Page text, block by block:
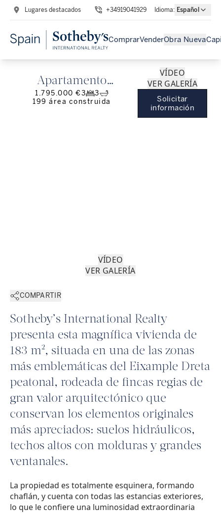
Lugares destacados +34919041929 Idioma: Español
ComprarVenderObra Nueva
Apartamento
completamente
1.795.000 €3
3
199 área construida
VÍDEO
VER GALERÍA
Solicitar
información
VÍDEO
VER GALERÍA
COMPARTIR
Sotheby’s International Realty
presenta esta magnífica vivienda de
183 m², situada en una de las zonas
más emblemáticas del Eixample Dreta
peatonal, rodeada de fincas regias de
gran valor arquitectónico que
conservan los elementos originales
más apreciados: suelos hidráulicos,
techos altos con molduras y grandes
ventanales.
La propiedad es totalmente esquinera, formando
chaflán, y cuenta con todas las estancias exteriores,
lo que le confiere una luminosidad extraordinaria